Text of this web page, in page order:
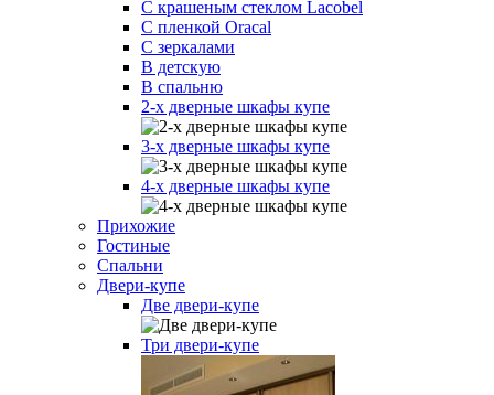
С крашеным стеклом Lacobel
С пленкой Oracal
С зеркалами
В детскую
В спальню
2-х дверные шкафы купе
3-х дверные шкафы купе
4-х дверные шкафы купе
Прихожие
Гостиные
Спальни
Двери-купе
Две двери-купе
Три двери-купе